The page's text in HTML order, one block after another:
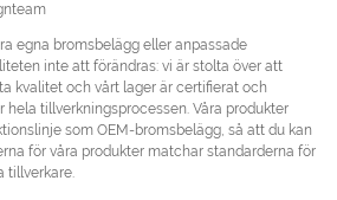
egna bromsbelägg eller anpassade
inte att förändras: vi är stolta över att
kvalitet och vårt lager är certifierat och
hela tillverkningsprocessen. Våra produkter
som OEM-bromsbelägg, så att du kan
för våra produkter matchar standarderna för
tillverkare.